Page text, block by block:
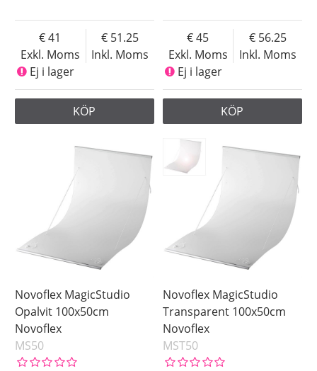
Exkl. Moms
41
Inkl. Moms
51.25
Ej i lager
KÖP
Exkl. Moms
45
Inkl. Moms
56.25
Ej i lager
KÖP
Novoflex MagicStudio
Opalvit 100x50cm
Novoflex
MS50
Novoflex MagicStudio
Transparent 100x50cm
Novoflex
MST50